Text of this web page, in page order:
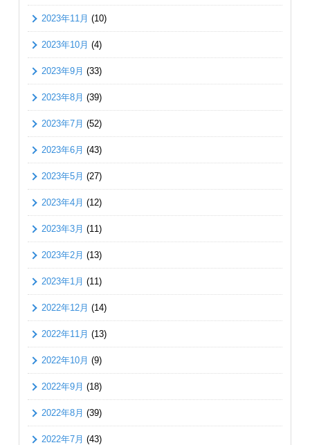
2023年11月 (10)
2023年10月 (4)
2023年9月 (33)
2023年8月 (39)
2023年7月 (52)
2023年6月 (43)
2023年5月 (27)
2023年4月 (12)
2023年3月 (11)
2023年2月 (13)
2023年1月 (11)
2022年12月 (14)
2022年11月 (13)
2022年10月 (9)
2022年9月 (18)
2022年8月 (39)
2022年7月 (43)